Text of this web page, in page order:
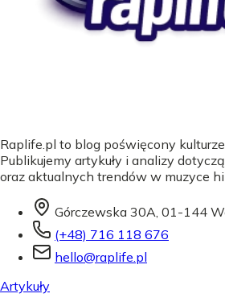
Raplife.pl to blog poświęcony
Publikujemy artykuły i analizy
oraz aktualnych trendów w muzyce
Górczewska 30A, 01-144
(+48) 716 118 676
hello@raplife.pl
Artykuły